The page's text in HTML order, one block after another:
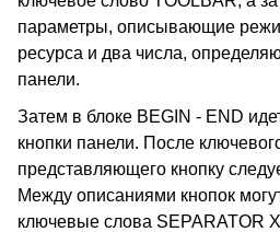
параметры, описывающие
ресурса и два числа,
панели.
Затем в блоке BEGIN - END
кнопки панели. После
представляющего кнопку
Между описаниями кнопок
ключевые слова SEPARATOR